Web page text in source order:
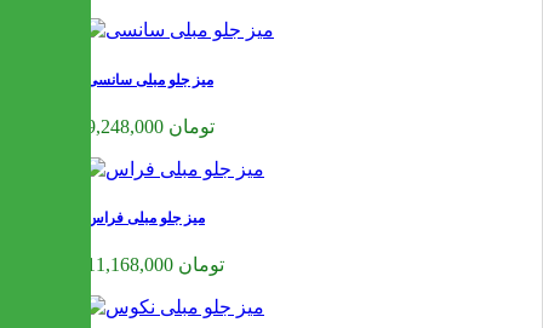
میز جلو مبلی سانسی
9,248,000 تومان
میز جلو مبلی فراس
11,168,000 تومان